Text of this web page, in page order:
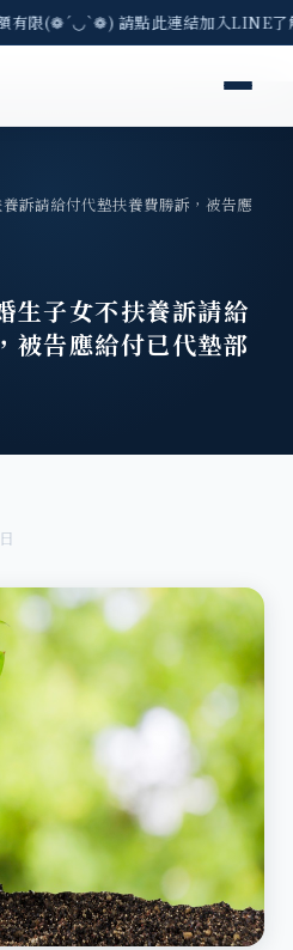
限(❁´◡`❁) 請點此連結加入LINE
訴請給付代墊扶養費勝訴，被告應
生子女不扶養訴請給
被告應給付已代墊部